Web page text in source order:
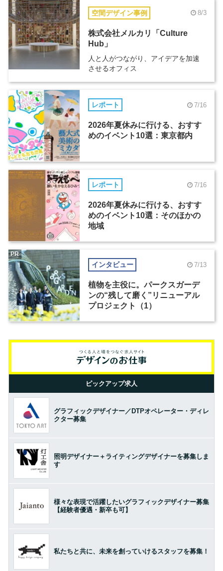
空間デザイン事例 8/3
株式会社メルカリ「Culture
Hub」
人と人がつながり、アイデアを加速
させるオフィス
レポート 7/16
2026年夏休みに行ける、おすす
めのイベント10選：東京都内
レポート 7/16
2026年夏休みに行ける、おすす
めのイベント10選：そのほかの
地域
インタビュー 7/13
植物を主役に。パークスガーデ
ンの“残して磨く”リニューアル
プロジェクト（1）
PR
ピックアップ求人
グラフィックデザイナー／DTPオペレーター・ディレ
クター募集
照明デザイナー＋ライティングデザイナーを募集しま
す
様々な表現で活躍したいグラフィックデザイナー募集
【経験者優遇・新卒も可】
私たちと共に、未来を創っていけるスタッフを募集！